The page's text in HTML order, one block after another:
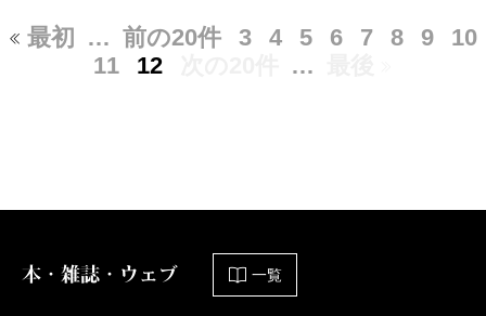
最初 … 前の20件 3 4 5 6 7 8 9
10
11
12 …
本・雑誌・ウェブ 一覧